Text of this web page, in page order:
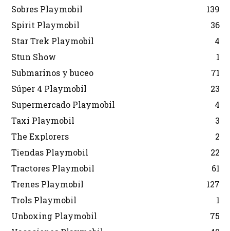
Sobres Playmobil
139
Spirit Playmobil
36
Star Trek Playmobil
4
Stun Show
1
Submarinos y buceo
71
Súper 4 Playmobil
23
Supermercado Playmobil
4
Taxi Playmobil
3
The Explorers
2
Tiendas Playmobil
22
Tractores Playmobil
61
Trenes Playmobil
127
Trols Playmobil
1
Unboxing Playmobil
75